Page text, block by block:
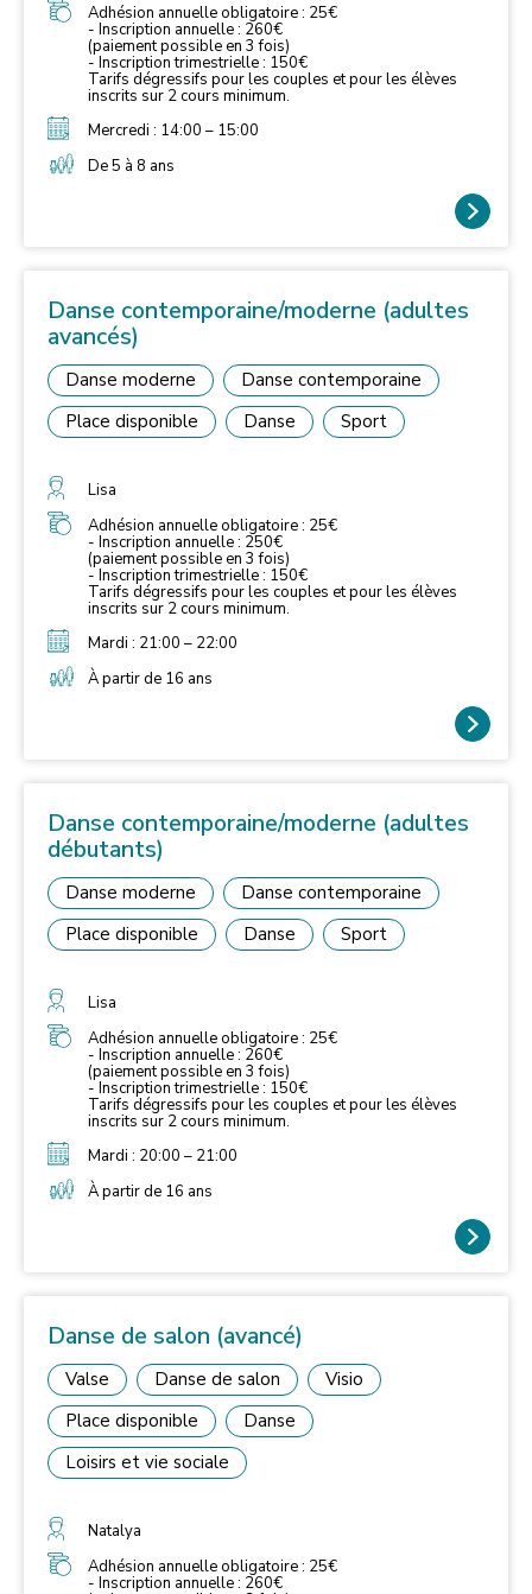
Adhésion annuelle obligatoire : 25€
- Inscription annuelle : 260€
(paiement possible en 3 fois)
- Inscription trimestrielle : 150€
Tarifs dégressifs pour les couples et pour les élèves
inscrits sur 2 cours minimum.
Mercredi : 14:00 – 15:00
De 5 à 8 ans
Danse contemporaine/moderne (adultes
avancés)
Danse moderne
Danse contemporaine
Place disponible
Danse Sport
Lisa
Adhésion annuelle obligatoire : 25€
- Inscription annuelle : 250€
(paiement possible en 3 fois)
- Inscription trimestrielle : 150€
Tarifs dégressifs pour les couples et pour les élèves
inscrits sur 2 cours minimum.
Mardi : 21:00 – 22:00
À partir de 16 ans
Danse contemporaine/moderne (adultes
débutants)
Danse moderne
Danse contemporaine
Place disponible
Danse Sport
Lisa
Adhésion annuelle obligatoire : 25€
- Inscription annuelle : 260€
(paiement possible en 3 fois)
- Inscription trimestrielle : 150€
Tarifs dégressifs pour les couples et pour les élèves
inscrits sur 2 cours minimum.
Mardi : 20:00 – 21:00
À partir de 16 ans
Danse de salon (avancé)
Valse Danse de salon
Visio
Place disponible
Danse
Loisirs et vie sociale
Natalya
Adhésion annuelle obligatoire : 25€
- Inscription annuelle : 260€